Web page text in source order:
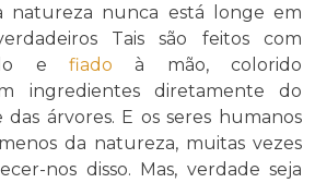
natureza nunca está longe em
Tais são feitos com
e fiado à mão, colorido
ingredientes diretamente do
das árvores. E os seres humanos
da natureza, muitas vezes
nos disso. Mas, verdade seja